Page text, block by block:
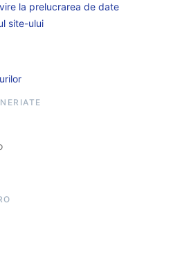
la prelucrarea de date
site-ului